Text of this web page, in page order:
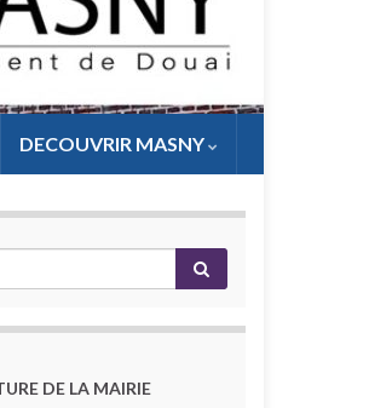
DECOUVRIR MASNY
DE LA MAIRIE